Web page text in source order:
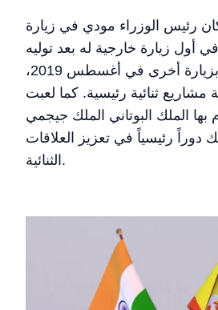
2014، كان رئيس الوزراء مودي في زيارة
أول زيارة خارجية له بعد توليه
السلطة. تبع ذلك بزيارة أخرى في أغسطس 2019،
ثنائية رئيسية. كما لعبت
بها الملك البوتاني الملك جيجمي
دوراً رئيسياً في تعزيز العلاقات
الثنائية.